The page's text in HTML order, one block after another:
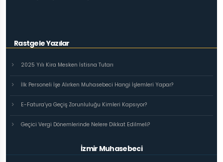
Rastgele Yazılar
2025 Yılı Kira Mesken İstisna Tutarı
İlk Personeli İşe Alırken Muhasebeci Hangi İşlemleri Yapar?
E-Fatura’ya Geçiş Zorunluluğu Kimleri Kapsıyor?
Geçici Vergi Dönemlerinde Nelere Dikkat Edilmeli?
İzmir Muhasebeci